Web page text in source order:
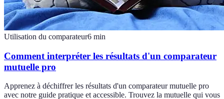
Utilisation du comparateur6 min
Comment interpréter les résultats d'un comparateur
mutuelle pro
Apprenez à déchiffrer les résultats d'un comparateur mutuelle pro
avec notre guide pratique et accessible. Trouvez la mutuelle qui vous